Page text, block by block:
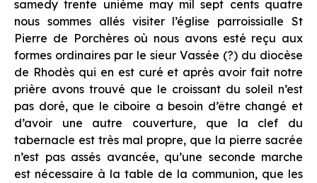
samedy trente unième may mil sept cents quatre
nous sommes allés visiter l’église parroissialle St
Pierre de Porchères où nous avons esté reçu aux
formes ordinaires par le sieur Vassée (?) du diocèse
de Rhodès qui en est curé et après avoir fait notre
prière avons trouvé que le croissant du soleil n’est
pas doré, que le ciboire a besoin d’être changé et
d’avoir une autre couverture, que la clef du
tabernacle est très mal propre, que la pierre sacrée
n’est pas assés avancée, qu’une seconde marche
est nécessaire à la table de la communion, que les